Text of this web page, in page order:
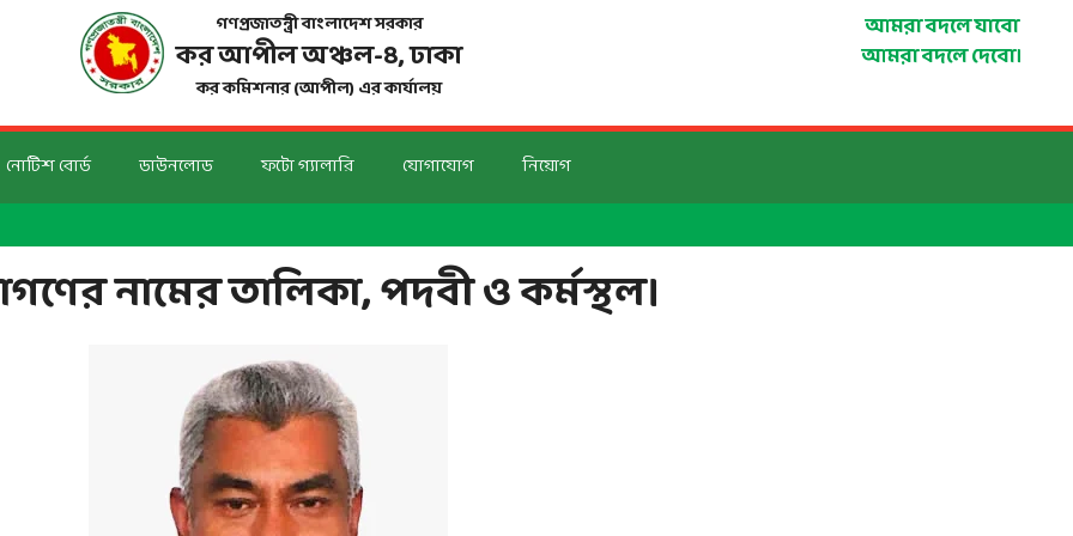
গণপ্রজাতন্ত্রী বাংলাদেশ সরকার
কর আপীল অঞ্চল-৪, ঢাকা
কর কমিশনার (আপীল) এর কার্যালয়
আমরা বদলে যাবো
আমরা বদলে দেবো।
নোটিশ বোর্ড ডাউনলোড ফটো গ্যালারি যোগাযোগ নিয়োগ
নামের তালিকা, পদবী ও কর্মস্থল।